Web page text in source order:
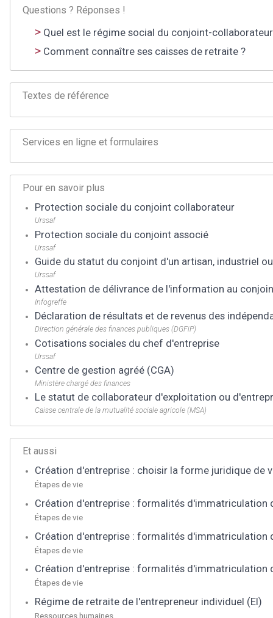
Questions ? Réponses !
Quel est le régime social du conjoint-
Comment connaître ses caisses de retraite ?
Textes de référence
Services en ligne et formulaires
Pour en savoir plus
Protection sociale du conjoint collaborateur
Urssaf
Protection sociale du conjoint associé
Urssaf
Guide du statut du conjoint d'un artisan, industriel
Urssaf
Attestation de délivrance de l'information au
Infogreffe
Déclaration de résultats et de revenus des
Direction générale des finances publiques (DGFiP)
Cotisations sociales du chef d'entreprise
Urssaf
Centre de gestion agréé (CGA)
Ministère chargé des finances
Le statut de collaborateur d'exploitation ou
Caisse centrale de la mutualité sociale agricole (MSA)
Et aussi
Création d'entreprise : choisir la forme juridique de
Étapes de vie
Création d'entreprise : formalités d'immatriculation
Étapes de vie
Création d'entreprise : formalités d'immatriculation
Étapes de vie
Création d'entreprise : formalités d'immatriculation
Étapes de vie
Régime de retraite de l'entrepreneur individuel (EI)
Ressources humaines